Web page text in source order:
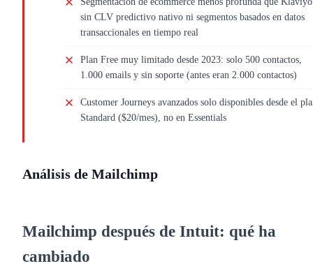
sin CLV predictivo nativo ni segmentos basados en datos
transaccionales en tiempo real
Plan Free muy limitado desde 2023: solo 500 contactos,
1.000 emails y sin soporte (antes eran 2.000 contactos)
Customer Journeys avanzados solo disponibles desde el
Standard ($20/mes), no en Essentials
Análisis de Mailchimp
Mailchimp después de Intuit: qué ha
cambiado